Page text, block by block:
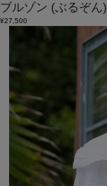
ブルゾン (ぶるぞん)
¥27,500